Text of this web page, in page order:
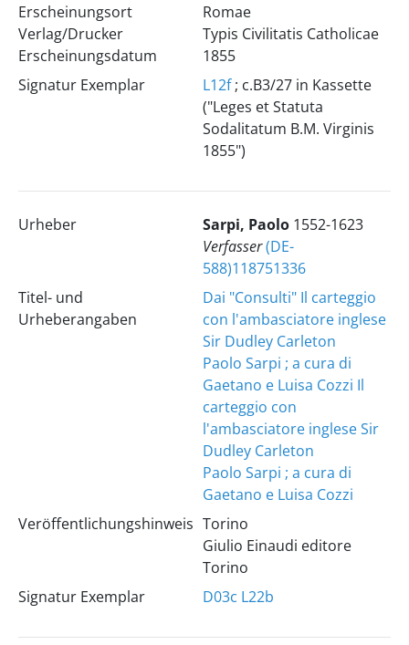
Erscheinungsort
Verlag/Drucker
Erscheinungsdatum
Romae
Typis Civilitatis Catholicae
1855
Signatur Exemplar
L12f; c.B3/27 in Kassette
("Leges et Statuta
Sodalitatum B.M. Virginis
1855")
Urheber Sarpi, Paolo 1552-1623
Verfasser(DE-
588)118751336
Titel- und
Urheberangaben
Dai "Consulti" Il carteggio
con l'ambasciatore inglese
Sir Dudley Carleton
Paolo Sarpi ; a cura di
Gaetano e Luisa Cozzi Il
carteggio con
l'ambasciatore inglese Sir
Dudley Carleton
Paolo Sarpi ; a cura di
Gaetano e Luisa Cozzi
Veröffentlichungshinweis Torino
Giulio Einaudi editore
Torino
Signatur Exemplar
D03c L22b